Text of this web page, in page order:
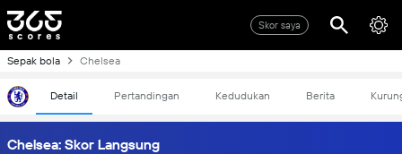
Skor saya
Sepak bola Chelsea
Detail Pertandingan Kedudukan Berita
Chelsea: Skor Langsung